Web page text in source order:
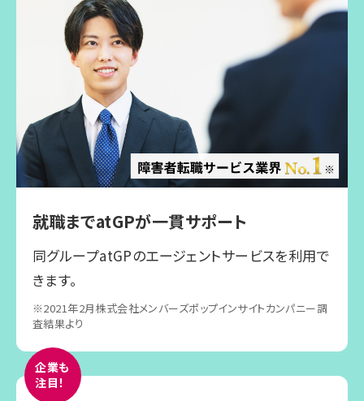
就職までatGPが一貫サポート
同グループatGPのエージェントサービスを利用で
きます。
※2021年2月株式会社メンバーズポップインサイトカンパニー調
査結果より
企業も
注目！